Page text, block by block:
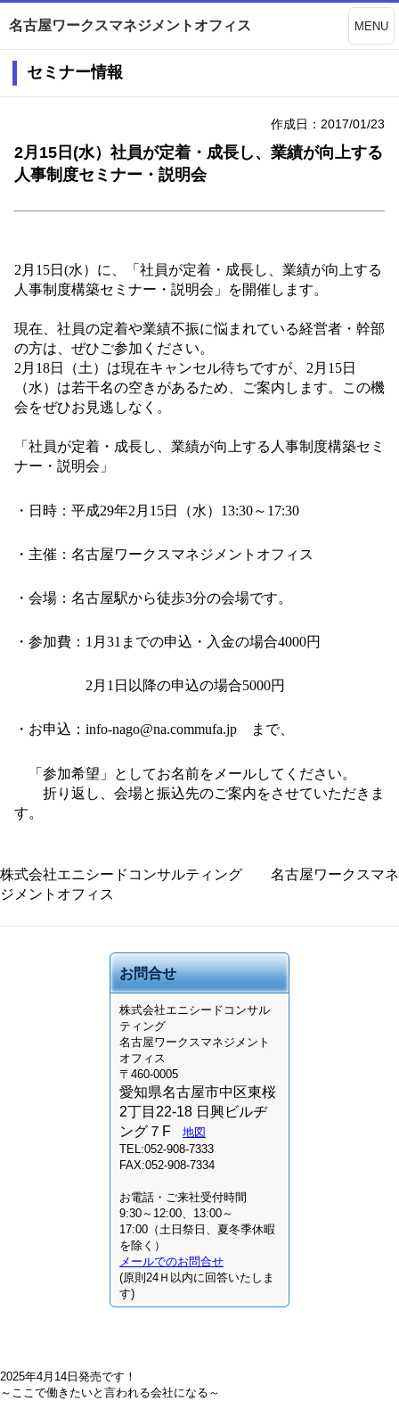
名古屋ワークスマネジメントオフィス MENU
セミナー情報
作成日：2017/01/23
2月15日(水）社員が定着・成長し、業績が向上する
人事制度セミナー・説明会
2月15日(水）に、「社員が定着・成長し、業績が向上する
人事制度構築セミナー・説明会」を開催します。
現在、社員の定着や業績不振に悩まれている経営者・幹部
の方は、ぜひご参加ください。
2月18日（土）は現在キャンセル待ちですが、2月15日
（水）は若干名の空きがあるため、ご案内します。この機
会をぜひお見逃しなく。
「社員が定着・成長し、業績が向上する人事制度構築セミ
ナー・説明会」
・日時：平成29年2 月 15日（水） 13:30～ 17:30
・主催：名古屋ワークスマネジメントオフィス
・会場：名古屋駅から徒歩3分の会場です。
・参加費： 1 月 31 までの申込・入金の場合4000円
2 月 1 日以降の申込の場合5000円
・お申込： info-nago@na.commufa.jp まで、
「参加希望」としてお名前をメールしてくださ い。
折り返し、会場と振込先のご案内をさせていただきま
す。
株式会社エニシードコンサルティング 名古屋ワークスマネ
ジメントオフィス
お問合せ
株式会社エニシードコンサル
ティング
名古屋ワークスマネジメント
オフィス
〒460-0005
愛知県名古屋市中区東桜
2丁目22-18 日興ビルヂ
ング７F
地図
TEL:052-908-7333
FAX:052-908-7334
お電話・ご来社受付時間
9:30～12:00、13:00～
17:00（土日祭日、夏冬季休暇
を除く）
メールでのお問合せ
(原則24Ｈ以内に回答いたしま
す)
2025年4月14日発売です！
～ここで働きたいと言われる会社になる～